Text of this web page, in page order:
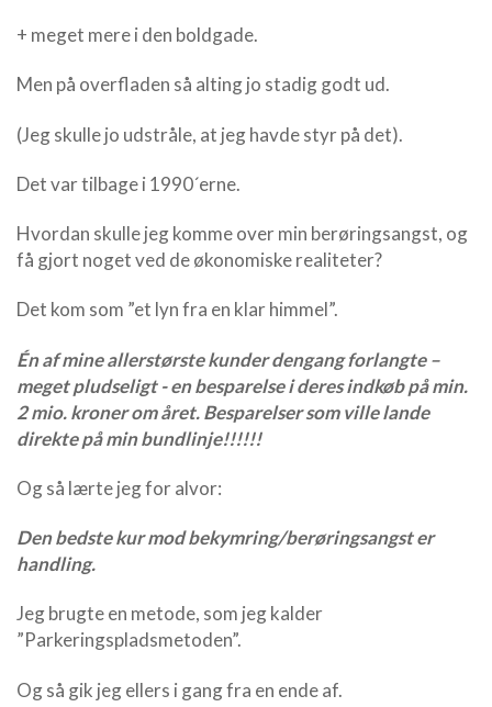
+ meget mere i den boldgade.
Men på overfladen så alting jo stadig godt ud.
(Jeg skulle jo udstråle, at jeg havde styr på det).
Det var tilbage i 1990´erne.
Hvordan skulle jeg komme over min berøringsangst, og
få gjort noget ved de økonomiske realiteter?
Det kom som ”et lyn fra en klar himmel”.
Én af mine allerstørste kunder dengang forlangte –
meget pludseligt - en besparelse i deres indkøb på min.
2 mio. kroner om året. Besparelser som ville lande
direkte på min bundlinje!!!!!!
Og så lærte jeg for alvor:
Den bedste kur mod bekymring/berøringsangst er
handling.
Jeg brugte en metode, som jeg kalder
”Parkeringspladsmetoden”.
Og så gik jeg ellers i gang fra en ende af.